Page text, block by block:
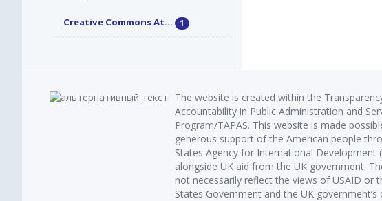
Creative Commons At... 1
The website is created within the
Accountability in Public Administration and
Program/TAPAS. This website is made
generous support of the American people
States Agency for International Development
alongside UK aid from the UK government.
not necessarily reflect the views of USAID or
States Government and the UK government’s